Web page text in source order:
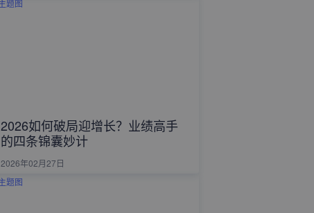
2026如何破局迎增长？业绩高手
的四条锦囊妙计
2026年02月27日